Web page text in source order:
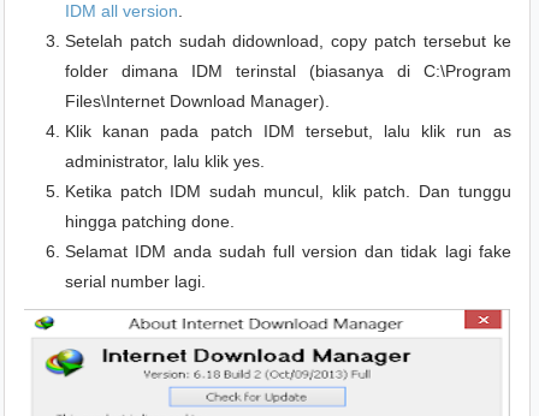
IDM all version
Setelah patch sudah didownload, copy patch tersebut ke
folder dimana IDM terinstal (biasanya di C:\Program
Files\Internet Download Manager).
Klik kanan pada patch IDM tersebut, lalu klik run as
administrator, lalu klik yes.
Ketika patch IDM sudah muncul, klik patch. Dan tunggu
hingga patching done.
Selamat IDM anda sudah full version dan tidak lagi fake
serial number lagi.